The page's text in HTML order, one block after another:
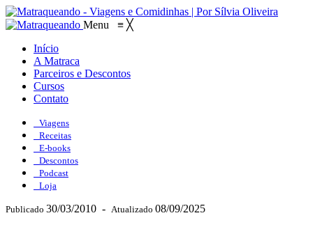
Menu ≡ ╳
Início
A Matraca
Parceiros e Descontos
Cursos
Contato
Viagens
Receitas
E-books
Descontos
Podcast
Loja
Publicado 30/03/2010 - Atualizado 08/09/2025